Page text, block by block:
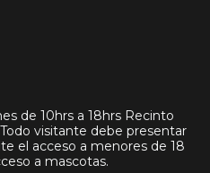
de 10hrs a 18hrs Recinto
visitante debe presentar
el acceso a menores de 18
a mascotas.